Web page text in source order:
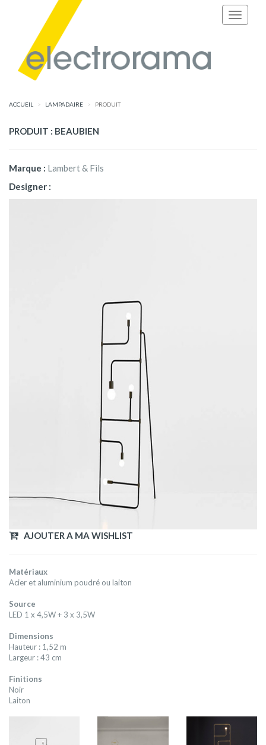
ACCUEIL LAMPADAIRE PRODUIT
PRODUIT : BEAUBIEN
Marque : Lambert & Fils
Designer :
AJOUTER A MA WISHLIST
Matériaux
Acier et aluminium poudré ou laiton
Source
LED 1 x 4,5W + 3 x 3,5W
Dimensions
Hauteur : 1,52 m
Largeur : 43 cm
Finitions
Noir
Laiton